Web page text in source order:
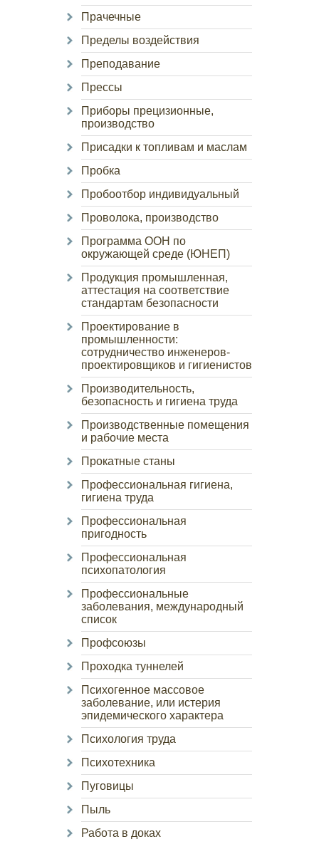
Прачечные
Пределы воздействия
Преподавание
Прессы
Приборы прецизионные,
производство
Присадки к топливам и маслам
Пробка
Пробоотбор индивидуальный
Проволока, производство
Программа ООН по
окружающей среде (ЮНЕП)
Продукция промышленная,
аттестация на соответствие
стандартам безопасности
Проектирование в
промышленности:
сотрудничество инженеров-
проектировщиков и гигиенистов
Производительность,
безопасность и гигиена труда
Производственные помещения
и рабочие места
Прокатные станы
Профессиональная гигиена,
гигиена труда
Профессиональная
пригодность
Профессиональная
психопатология
Профессиональные
заболевания, международный
список
Профсоюзы
Проходка туннелей
Психогенное массовое
заболевание, или истерия
эпидемического характера
Психология труда
Психотехника
Пуговицы
Пыль
Работа в доках